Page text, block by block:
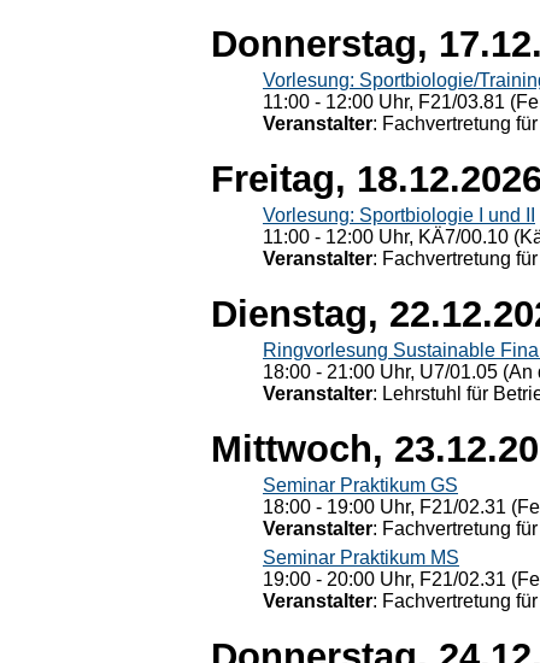
Donnerstag,
Vorlesung: Sportbiologie/
11:00 - 12:00 Uhr, F21/03.81
Veranstalter: Fachvertretung
Freitag,
Vorlesung: Sportbiologie I und II
11:00 - 12:00 Uhr, KÄ7/00.10
Veranstalter: Fachvertretung
Dienstag,
Ringvorlesung Sustainable
18:00 - 21:00 Uhr, U7/01.05
Veranstalter: Lehrstuhl für
Mittwoch,
Seminar Praktikum GS
18:00 - 19:00 Uhr, F21/02.31
Veranstalter: Fachvertretung
Seminar Praktikum MS
19:00 - 20:00 Uhr, F21/02.31
Veranstalter: Fachvertretung